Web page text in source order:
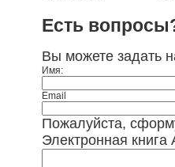
Есть
Вы можете задать
Имя:
Email
Пожалуйста,
Электронная